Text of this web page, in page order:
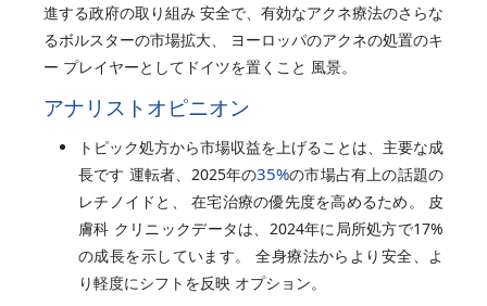
進する政府の取り組み 安全で、有効なアクネ療法のさらな
るボルスターの市場拡大、 ヨーロッパのアクネの処置のキ
ー プレイヤーとしてドイツを置くこと 風景。
アナリストオピニオン
トピック処方から市場収益を上げることは、主要な成
長です 運転者、2025年の35%の市場占有上の話題の
レチノイドと、 在宅治療の優先度を高めるため。 皮
膚科 クリニックデータは、2024年に局所処方で17%
の成長を示しています。 全身療法からより安全、よ
り軽度にシフトを反映 オプション。